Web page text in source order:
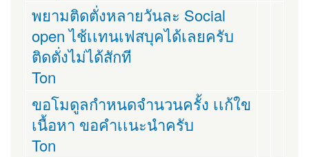
พยามติดตั่งหลายวันละ Social
open ไช้เเทนเฟสบุคได้เลยครับ
ติดตั่งไม่ได้สักที
Ton
ขอโมดูลกำหนดจำนวนครั้ง เเก้ใข
เนื้อหา ขอคำเเนะนำครับ
Ton